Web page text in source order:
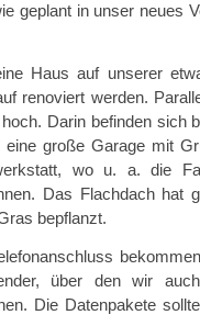
geplant in unser neues
Haus auf unserer
renoviert werden.
Darin befinden sich
eine große Garage mit
wo u. a. die
Das Flachdach hat
bepflanzt.
über den wir
Die Datenpakete